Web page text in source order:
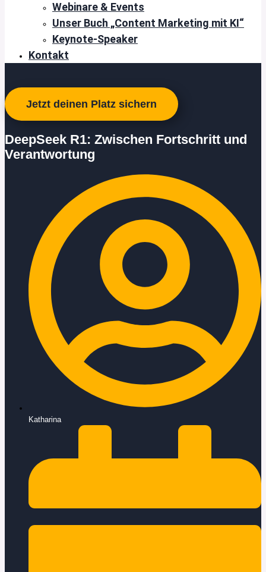
Webinare & Events
Unser Buch „Content Marketing mit KI“
Keynote-Speaker
Kontakt
Jetzt deinen Platz sichern
DeepSeek R1: Zwischen Fortschritt und
Verantwortung
Katharina